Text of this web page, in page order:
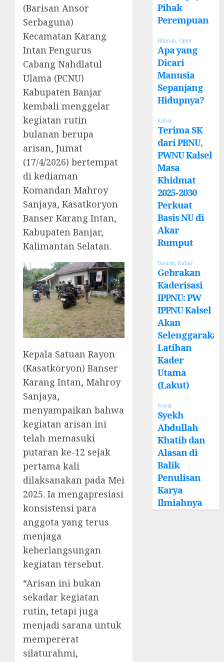
(Barisan Ansor
Serbaguna)
Kecamatan Karang
Intan Pengurus
Cabang Nahdlatul
Ulama (PCNU)
Kabupaten Banjar
kembali menggelar
kegiatan rutin
bulanan berupa
arisan, Jumat
(17/4/2026) bertempat
di kediaman
Komandan Mahroy
Sanjaya, Kasatkoryon
Banser Karang Intan,
Kabupaten Banjar,
Kalimantan Selatan.
Kepala Satuan Rayon
(Kasatkoryon) Banser
Karang Intan, Mahroy
Sanjaya,
menyampaikan bahwa
kegiatan arisan ini
telah memasuki
putaran ke-12 sejak
pertama kali
dilaksanakan pada Mei
2025. Ia mengapresiasi
konsistensi para
anggota yang terus
menjaga
keberlangsungan
kegiatan tersebut.
“Arisan ini bukan
sekadar kegiatan
rutin, tetapi juga
menjadi sarana untuk
mempererat
silaturahmi,
Pihak
Perempuan
Hikmah, Opini
Apa yang
Dicari
Manusia
Sepanjang
Hidupnya?
Kabar
Terima SK
dari PBNU,
PWNU Kalsel
Masa
Khidmat
2025-2030
Perkuat
Basis NU di
Akar
Rumput
Daerah,Kabar
Gebrakan
Kaderisasi
IPPNU: PW
IPPNU Kalsel
Akan
Selenggarakan
Latihan
Kader
Utama
(Lakut)
Sosok
Syekh
Abdullah
Khatib dan
Alasan di
Balik
Penulisan
Karya
Ilmiahnya